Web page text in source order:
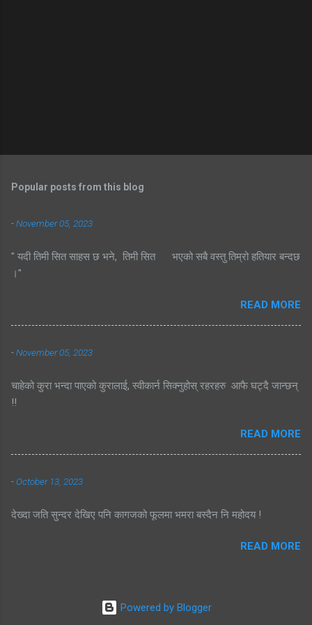
Popular posts from this blog
-November 05, 2023
" यदी तिमी सित साहस छ भने, तिमी सित भएको सबै वस्तु तिम्रो हतियार बन्दछ
।"
READ MORE
-November 05, 2023
चाहेको कुरा भन्दा पाएको कुरालाई, स्वीकार्न सिक्नुहोस् रहरहरु आफै घट्दै जान्छन्
!!
READ MORE
-October 13, 2023
देख्दा जति सुन्दर देखिए पनि कागजको फूलमा भमरा बस्दैन नि महोदय !
READ MORE
Powered by Blogger